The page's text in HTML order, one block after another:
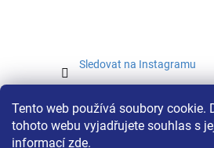
Tento web používá soubory cookie.
tohoto webu vyjadřujete souhlas s
informací zde.
Sledovat na Instagramu